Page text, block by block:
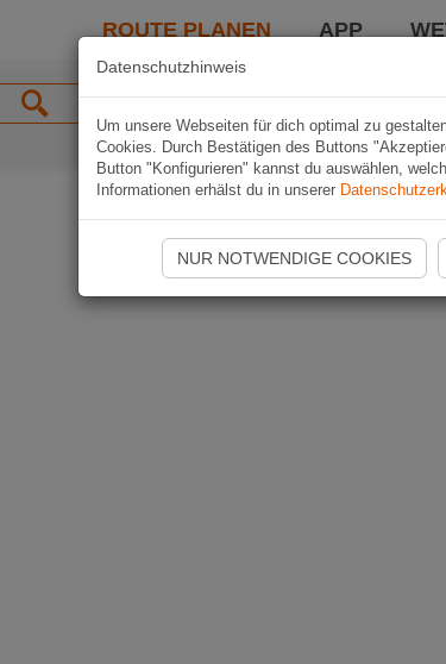
ROUTE PLANEN APP
Datenschutzhinweis
Um unsere Webseiten für dich optimal zu
Cookies. Durch Bestätigen des Buttons
Button "Konfigurieren" kannst du auswählen,
Informationen erhälst du in unserer
NUR NOTWENDIGE COOKIES